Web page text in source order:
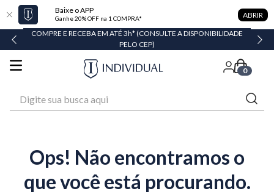
Baixe o APP
Ganhe 20% OFF na 1 COMPRA* ABRIR
COMPRE E RECEBA EM ATÉ 3h* (CONSULTE A DISPONIBILIDADE
PELO CEP)
0
Ops! Não encontramos o
que você está procurando.